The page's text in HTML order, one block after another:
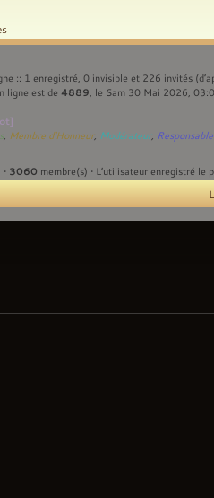
:: 1 enregistré, 0 invisible et 226 invités
ligne est de 4889 , le Sam 30 Mai 2026,
Membre d'Honneur, Modérateur,
3060 membre(s) • L’utilisateur enregistré le